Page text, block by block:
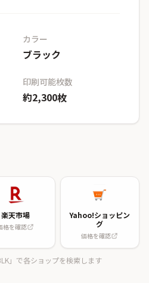
カラー
ブラック
印刷可能枚数
約2,300枚
楽天市場
格を確認
Yahoo!ショッピン
グ
価格を確認
」で各ショップを検索します